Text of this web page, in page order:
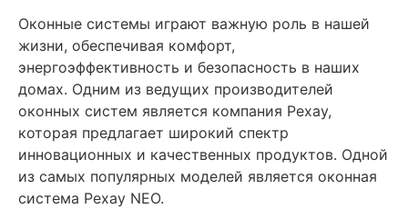
Оконные системы играют важную роль в нашей
жизни, обеспечивая комфорт,
энергоэффективность и безопасность в наших
домах. Одним из ведущих производителей
оконных систем является компания Рехау,
которая предлагает широкий спектр
инновационных и качественных продуктов. Одной
из самых популярных моделей является оконная
система Рехау NEO.